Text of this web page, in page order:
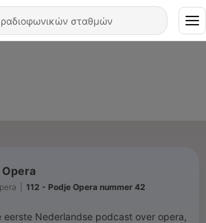
Opera
112 - Podje Opera nummer 42
eerste Nederlandse podcast over opera,